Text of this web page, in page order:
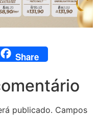
Share
publicado. Campos